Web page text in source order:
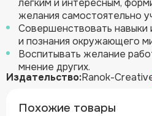
желания самостоятельно
Совершенствовать навыки
и познания окружающего
Воспитывать желание
мнение других.
Издательство:Ranok-
Похожие товары